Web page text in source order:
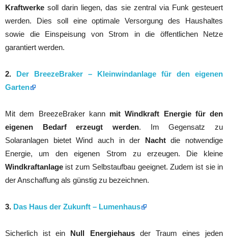
Kraftwerke soll darin liegen, das sie zentral via Funk gesteuert
werden. Dies soll eine optimale Versorgung des Haushaltes
sowie die Einspeisung von Strom in die öffentlichen Netze
garantiert werden.
2. Der BreezeBraker – Kleinwindanlage für den eigenen
Garten
Mit dem BreezeBraker kann mit Windkraft Energie für den
eigenen Bedarf erzeugt werden. Im Gegensatz zu
Solaranlagen bietet Wind auch in der Nachtdie notwendige
Energie, um den eigenen Strom zu erzeugen. Die kleine
Windkraftanlage ist zum Selbstaufbau geeignet. Zudem ist sie in
der Anschaffung als günstig zu bezeichnen.
3. Das Haus der Zukunft – Lumenhaus
Sicherlich ist ein Null Energiehausder Traum eines jeden